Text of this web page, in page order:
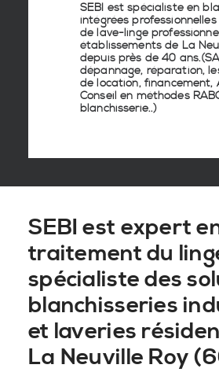
SEBI est spécialiste en
intégrées professionnelles
de lave-linge
établissements de La
depuis près de 40
dépannage, réparation,
de location, financement,
Conseil en méthodes
blanchisserie..)
SEBI est expert
traitement du
spécialiste des
blanchisseries
et laveries
La Neuville Roy